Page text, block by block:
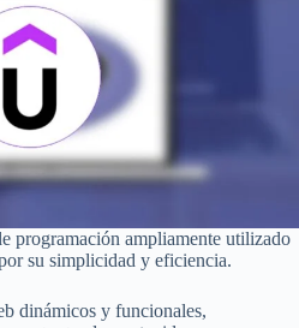
programación ampliamente utilizado
su simplicidad y eficiencia.
dinámicos y funcionales,